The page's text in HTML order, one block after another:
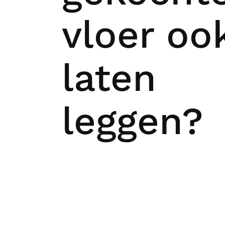
vloer
laten
leggen?